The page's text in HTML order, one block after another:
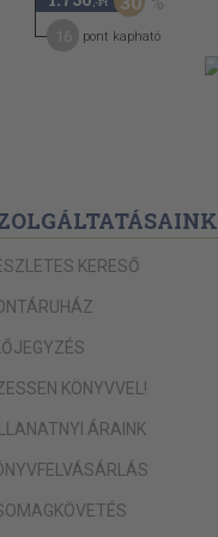
,-Ft
pont kapható
KERESŐ
KÖNYVVEL!
ÁRAINK